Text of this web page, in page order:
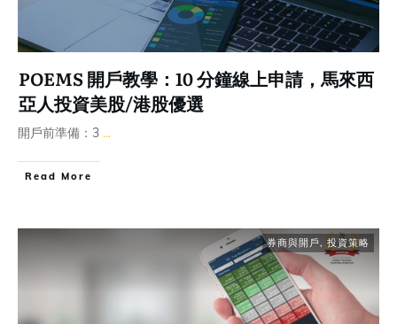
POEMS 開戶教學：10 分鐘線上申請，馬來西
亞人投資美股/港股優選
開戶前準備：3 ...
Read More
券商與開戶,投資策略